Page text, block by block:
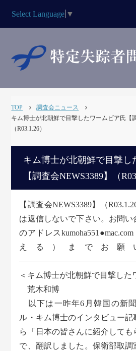
Select Language ▼
TOP
調査会ニュース
キム博士が北朝鮮で目撃したワームビア氏【
（R03.1.26）
キム博士が北朝鮮で目撃し
【調査会NEWS3389】（
【調査会NEWS3389】（
は返信しないで下さい。お問
のアドレス
える）までお願
＜キム博士が北朝鮮で目撃した
荒木和博
以下は一昨年6月韓国の新
ル・キム博士のインタビュー
ら「日本の皆さんに紹介しても
で、翻訳しました。保衛部取